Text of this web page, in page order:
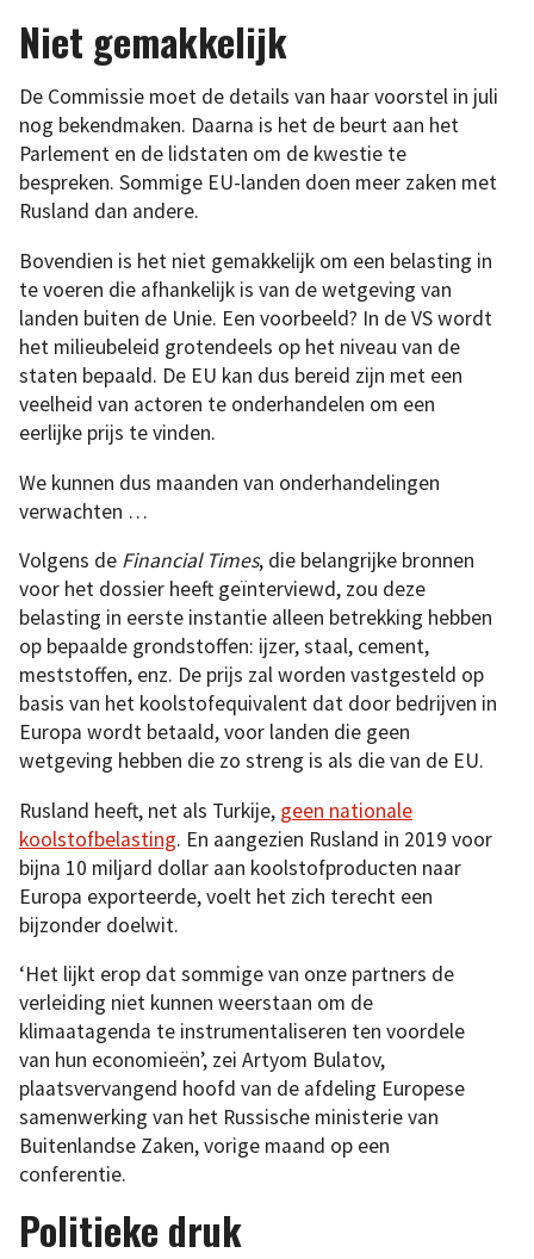
Niet gemakkelijk
De Commissie moet de details van haar voorstel in juli
nog bekendmaken. Daarna is het de beurt aan het
Parlement en de lidstaten om de kwestie te
bespreken. Sommige EU-landen doen meer zaken met
Rusland dan andere.
Bovendien is het niet gemakkelijk om een belasting in
te voeren die afhankelijk is van de wetgeving van
landen buiten de Unie. Een voorbeeld? In de VS wordt
het milieubeleid grotendeels op het niveau van de
staten bepaald. De EU kan dus bereid zijn met een
veelheid van actoren te onderhandelen om een
eerlijke prijs te vinden.
We kunnen dus maanden van onderhandelingen
verwachten …
Volgens de Financial Times, die belangrijke bronnen
voor het dossier heeft geïnterviewd, zou deze
belasting in eerste instantie alleen betrekking hebben
op bepaalde grondstoffen: ijzer, staal, cement,
meststoffen, enz. De prijs zal worden vastgesteld op
basis van het koolstofequivalent dat door bedrijven in
Europa wordt betaald, voor landen die geen
wetgeving hebben die zo streng is als die van de EU.
Rusland heeft, net als Turkije, geen nationale
koolstofbelasting. En aangezien Rusland in 2019 voor
bijna 10 miljard dollar aan koolstofproducten naar
Europa exporteerde, voelt het zich terecht een
bijzonder doelwit.
‘Het lijkt erop dat sommige van onze partners de
verleiding niet kunnen weerstaan om de
klimaatagenda te instrumentaliseren ten voordele
van hun economieën’, zei Artyom Bulatov,
plaatsvervangend hoofd van de afdeling Europese
samenwerking van het Russische ministerie van
Buitenlandse Zaken, vorige maand op een
conferentie.
Politieke druk